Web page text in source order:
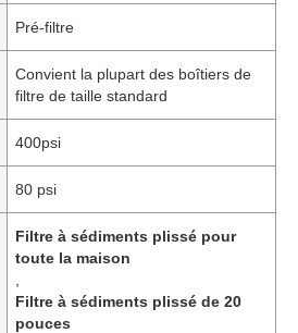
Pré-filtre
Convient la plupart des boîtiers de
filtre de taille standard
400psi
80 psi
Filtre à sédiments plissé pour
toute la maison
Filtre à sédiments plissé de 20
pouces